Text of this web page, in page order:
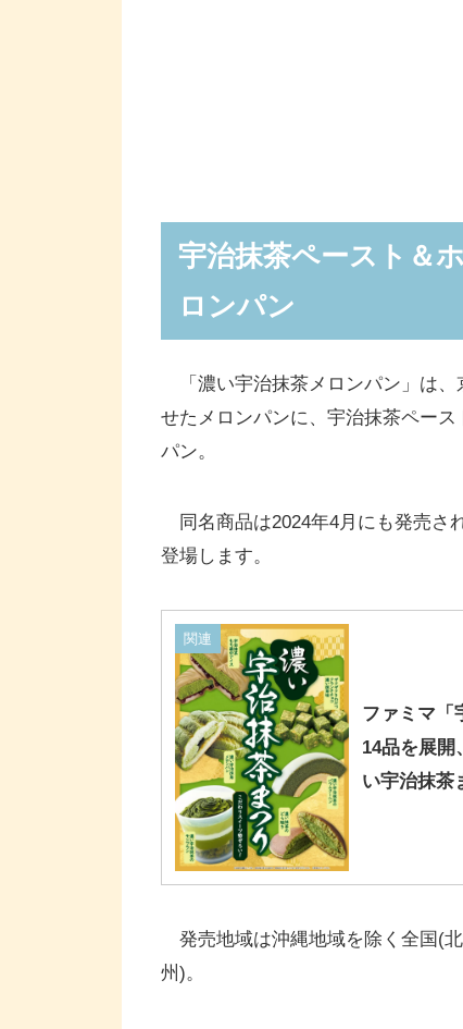
宇治抹茶ペースト＆
ロンパン
「濃い宇治抹茶メロンパン」は、
せたメロンパンに、宇治抹茶ペー
パン。
同名商品は2024年4月にも発売さ
登場します。
関連
ファミマ「
14品を展開
い宇治抹茶
発売地域は沖縄地域を除く全国(
州)。